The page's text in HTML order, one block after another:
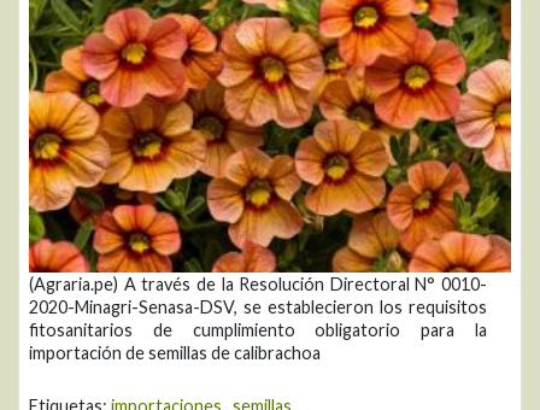
(Agraria.pe) A través de la Resolución Directoral N° 0010-
2020-Minagri-Senasa-DSV, se establecieron los requisitos
fitosanitarios de cumplimiento obligatorio para la
importación de semillas de calibrachoa